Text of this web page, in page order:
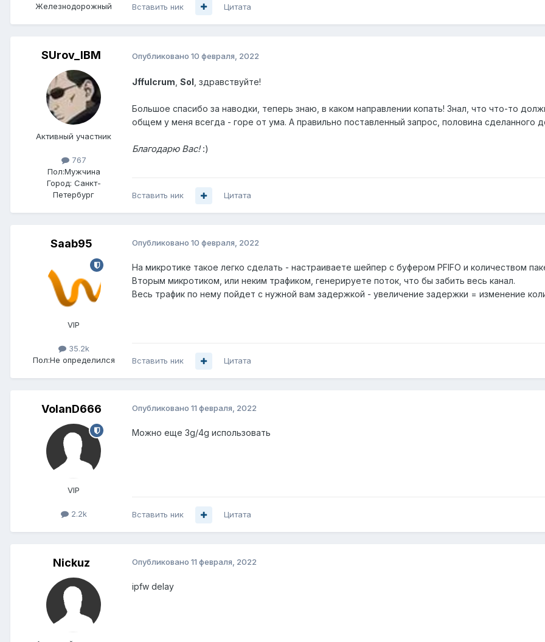
Железнодорожный
Вставить ник Цитата
SUrov_IBM
Активный участник
767
Пол:Мужчина
Город: Санкт-
Петербург
Опубликовано 10 февраля, 2022
Jffulcrum Sol , здравствуйте!
Большое спасибо за наводки, теперь знаю, в каком направлении копать! Знал, что что-то
общем у меня всегда - горе от ума. А правильно поставленный запрос, половина сделанного
Благодарю Вас!:)
Вставить ник Цитата
Saab95
VIP
35.2k
Пол:Не определился
Опубликовано 10 февраля, 2022
На микротике такое легко сделать - настраиваете шейпер с буфером PFIFO и количеством
Вторым микротиком, или неким трафиком, генерируете поток, что бы забить весь канал.
Весь трафик по нему пойдет с нужной вам задержкой - увеличение задержки = изменение
Вставить ник Цитата
VolanD666
VIP
2.2k
Опубликовано 11 февраля, 2022
Можно еще 3g/4g использовать
Вставить ник Цитата
Nickuz Опубликовано 11 февраля, 2022
ipfw delay